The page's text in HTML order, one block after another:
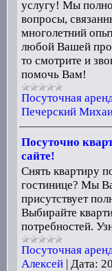
услугу! Мы
вопросы,
многолетний
любой Вашей
то смотрите и
помочь Вам!
Посуточная
Печерский
Посуточно
сайте!
Снять квартиру
гостинице? Мы
присутствует
Выбирайте
потребностей.
Посуточная
Алексей | Дата: